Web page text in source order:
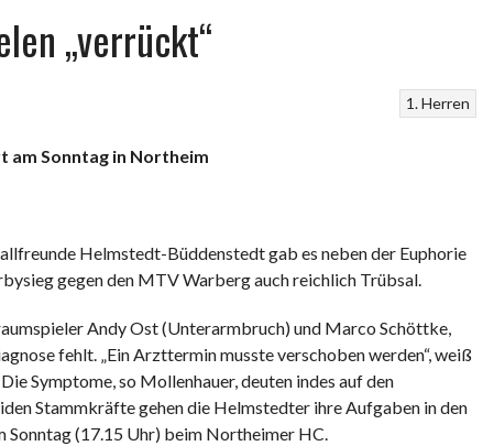
„verrückt“
1. Herren
Sonntag in Northeim
Helmstedt-Büddenstedt gab es neben der Euphorie
gegen den MTV Warberg auch reichlich Trübsal.
Andy Ost (Unterarmbruch) und Marco Schöttke,
fehlt. „Ein Arzttermin musste verschoben werden“, weiß
Symptome, so Mollenhauer, deuten indes auf den
Stammkräfte gehen die Helmstedter ihre Aufgaben in den
Sonntag (17.15 Uhr) beim Northeimer HC.